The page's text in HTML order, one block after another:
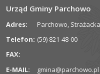
DOMUMENTY
DO
POBRANIA
Urząd Gminy Parchowo
Adres:
Parchowo,
Telefon: (59) 821-48-00
FAX:
E-MAIL:
gmina@parchowo.pl